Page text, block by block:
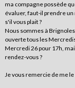
ma compagne possède
évaluer, faut-il prendre
s'il vous plait ?
Nous sommes à
ouverte tous les
Mercredi 26 pour 17h,
rendez-vous ?
Je vous remercie de me